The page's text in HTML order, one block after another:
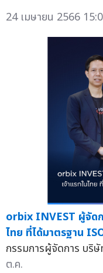
24 เมษายน 2566
orbix INVEST ผู้จัด
ไทย ที่ได้มาตรฐาน
กรรมการผู้จัดการ บริ
ต.ค.